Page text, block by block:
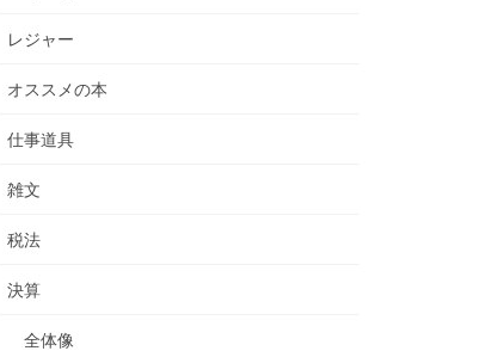
レジャー
オススメの本
仕事道具
雑文
税法
決算
全体像